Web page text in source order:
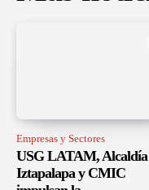
Empresas y Sectores
USG LATAM, Alcaldía
Iztapalapa y CMIC